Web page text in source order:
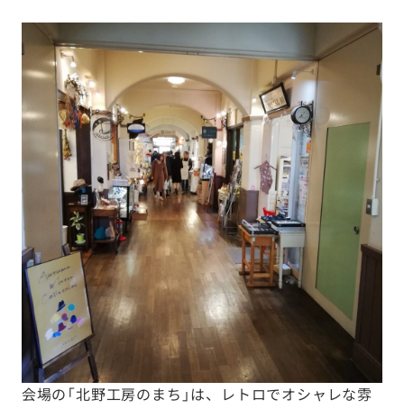
会場の「北野工房のまち」は、レトロでオシャレな雰